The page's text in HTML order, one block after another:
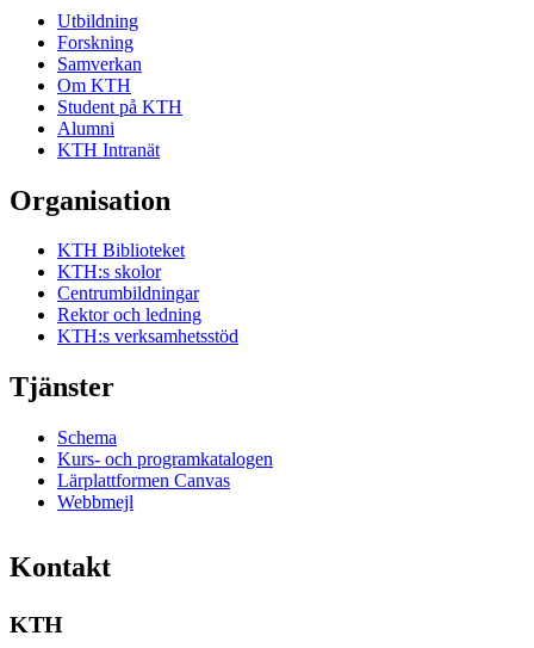
Utbildning
Forskning
Samverkan
Om KTH
Student på KTH
Alumni
KTH Intranät
Organisation
KTH Biblioteket
KTH:s skolor
Centrumbildningar
Rektor och ledning
KTH:s verksamhetsstöd
Tjänster
Schema
Kurs- och programkatalogen
Lärplattformen Canvas
Webbmejl
Kontakt
KTH